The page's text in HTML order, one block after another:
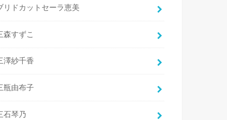
リドカットセーラ恵美
森すずこ
澤紗千香
瓶由布子
石琴乃